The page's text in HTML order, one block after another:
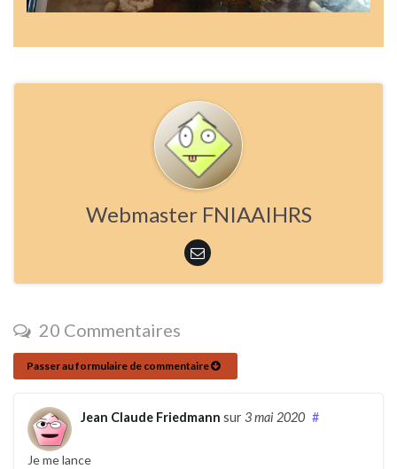
Webmaster FNIAAIHRS
20 Commentaires
Passer au formulaire de commentaire
Jean Claude Friedmann sur 3 mai 2020 #
Je me lance